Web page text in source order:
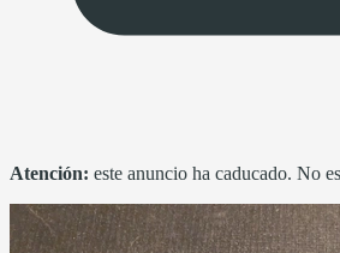
Atención: este anuncio ha caducado. No